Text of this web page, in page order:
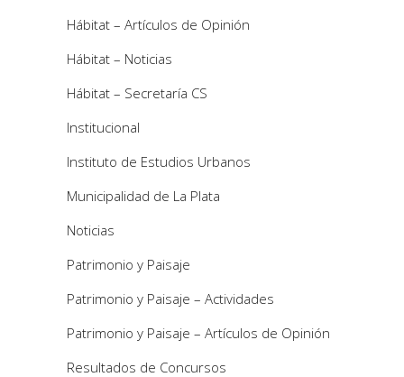
Hábitat – Artículos de Opinión
Hábitat – Noticias
Hábitat – Secretaría CS
Institucional
Instituto de Estudios Urbanos
Municipalidad de La Plata
Noticias
Patrimonio y Paisaje
Patrimonio y Paisaje – Actividades
Patrimonio y Paisaje – Artículos de Opinión
Resultados de Concursos